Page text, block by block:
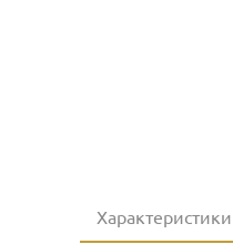
Характеристики